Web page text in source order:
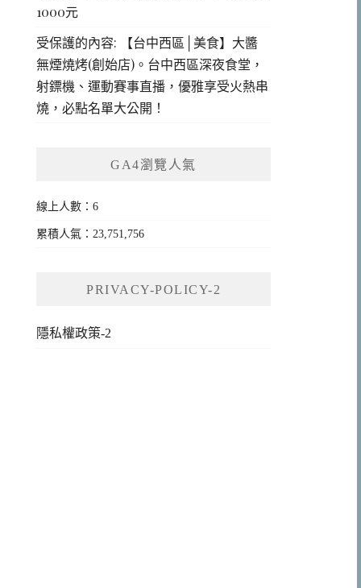
1000元
受保護的內容: 【台中西區│美食】大醬
無煙燒烤(創始店)。台中西區深夜食堂，
射鏢機、運動賽事直播，優雅享受火熱串
燒，必點名單大公開！
GA4瀏覽人氣
線上人數：6
累積人氣：23,751,756
PRIVACY-POLICY-2
隱私權政策-2